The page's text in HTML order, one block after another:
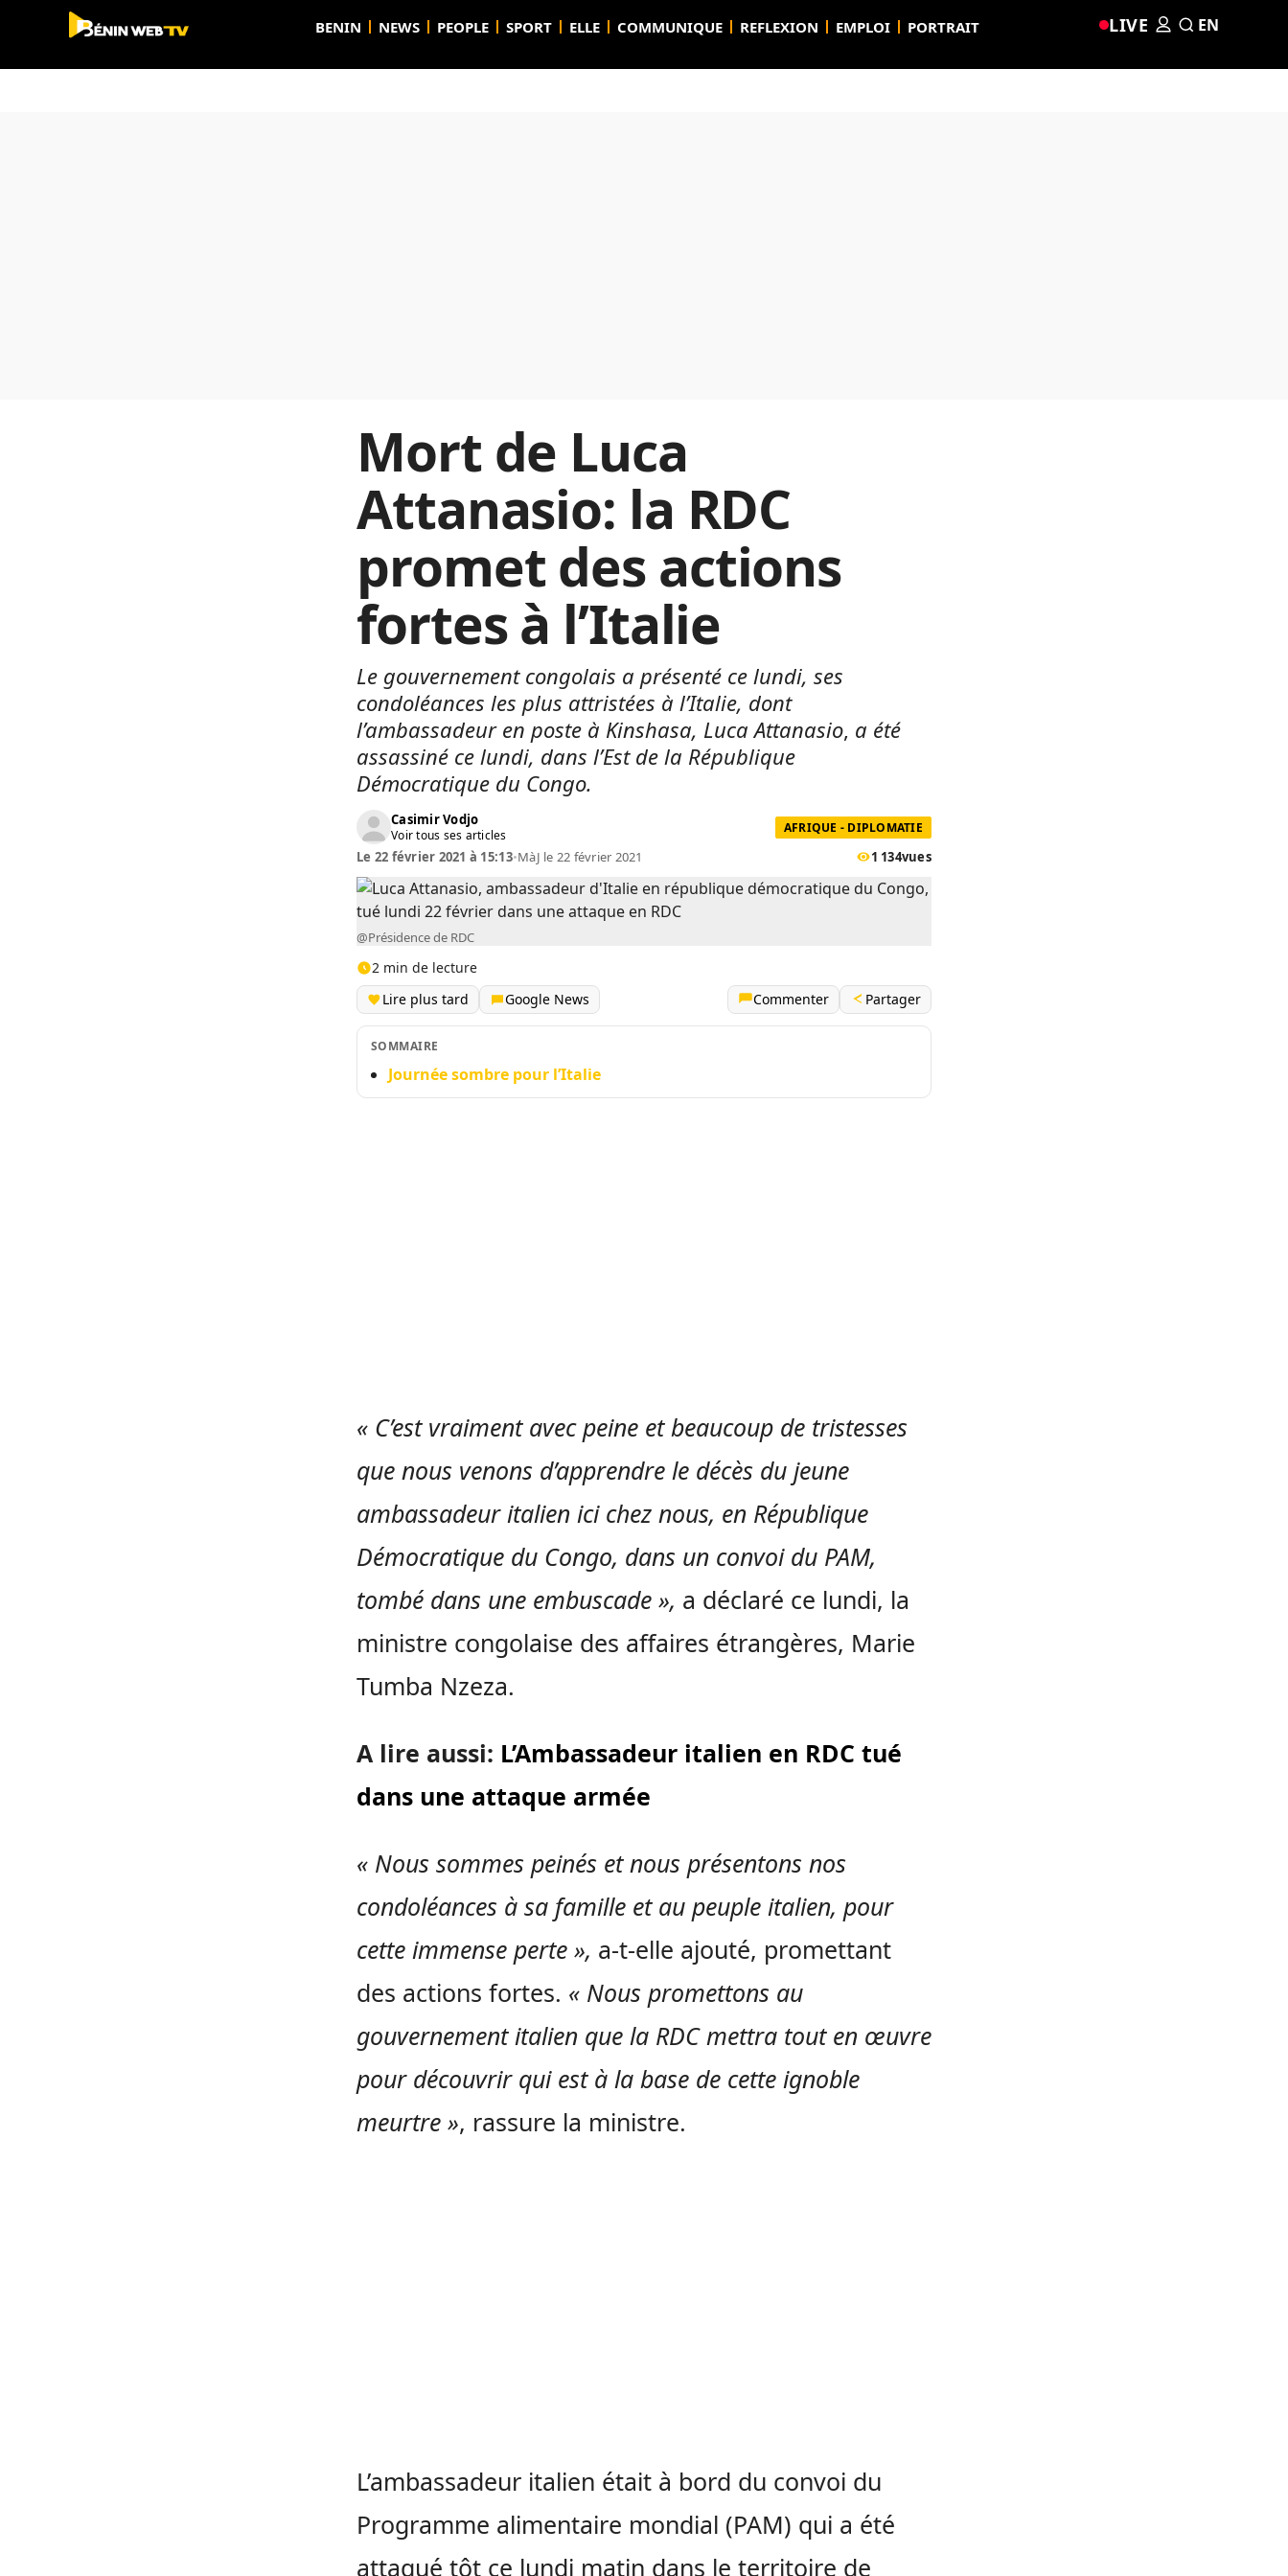
BENIN NEWS PEOPLE SPORT ELLE COMMUNIQUE REFLEXION EMPLOI PORTRAIT LIVE EN
Mort de Luca
Attanasio: la RDC
promet des actions
fortes à l’Italie
Le gouvernement congolais a présenté ce lundi, ses
condoléances les plus attristées à l’Italie, dont
l’ambassadeur en poste à Kinshasa, Luca Attanasio, a été
assassiné ce lundi, dans l’Est de la République
Démocratique du Congo.
Casimir Vodjo
Voir tous ses articles AFRIQUE - DIPLOMATIE
Le 22 février 2021 à 15:13•MàJ le 22 février 2021 1 134vues
@Présidence de RDC
2 min de lecture
Lire plus tard
Google News Commenter Partager
SOMMAIRE
Journée sombre pour l’Italie
« C’est vraiment avec peine et beaucoup de tristesses
que nous venons d’apprendre le décès du jeune
ambassadeur italien ici chez nous, en République
Démocratique du Congo, dans un convoi du PAM,
tombé dans une embuscade », a déclaré ce lundi, la
ministre congolaise des affaires étrangères, Marie
Tumba Nzeza.
A lire aussi: L’Ambassadeur italien en RDC tué
dans une attaque armée
« Nous sommes peinés et nous présentons nos
condoléances à sa famille et au peuple italien, pour
cette immense perte », a-t-elle ajouté, promettant
des actions fortes. « Nous promettons au
gouvernement italien que la RDC mettra tout en œuvre
pour découvrir qui est à la base de cette ignoble
meurtre », rassure la ministre.
L’ambassadeur italien était à bord du convoi du
Programme alimentaire mondial (PAM) qui a été
attaqué tôt ce lundi matin dans le territoire de